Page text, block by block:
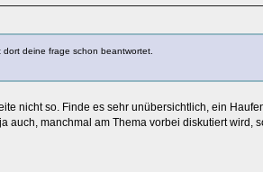
deine frage schon beantwortet.
nicht so. Finde es sehr unübersichtlich, ein
manchmal am Thema vorbei diskutiert wird,